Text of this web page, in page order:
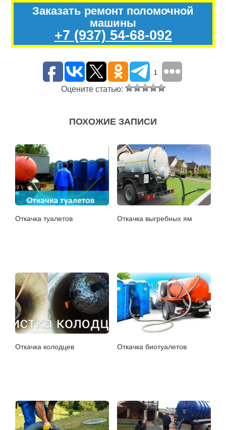
Заказать ремонт поломочной
машины
+7 (937) 54-68-092
1
Оцените статью:
ПОХОЖИЕ ЗАПИСИ
Откачка туалетов Откачка выгребных ям
Откачка колодцев Откачка биотуалетов